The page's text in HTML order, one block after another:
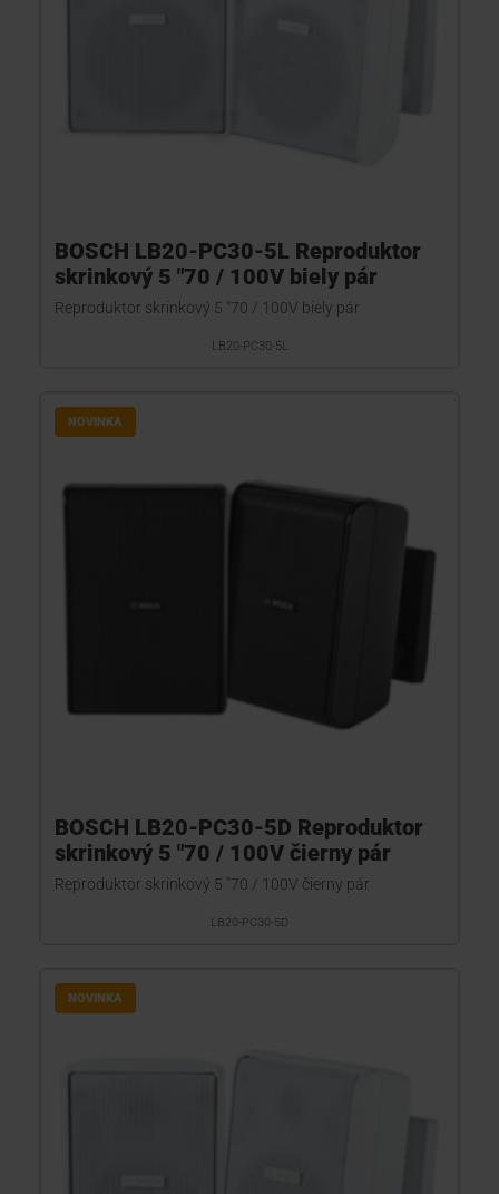
BOSCH LB20-PC30-5L Reproduktor
skrinkový 5 "70 / 100V biely pár
Reproduktor skrinkový 5 "70 / 100V biely pár
LB20-PC30-5L
NOVINKA
BOSCH LB20-PC30-5D Reproduktor
skrinkový 5 "70 / 100V čierny pár
Reproduktor skrinkový 5 "70 / 100V čierny pár
LB20-PC30-5D
NOVINKA